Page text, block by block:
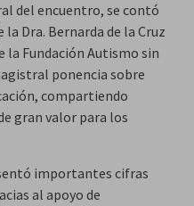
del encuentro, se contó
Dra. Bernarda de la Cruz
la Fundación Autismo sin
ponencia sobre
compartiendo
gran valor para los
importantes cifras
al apoyo de